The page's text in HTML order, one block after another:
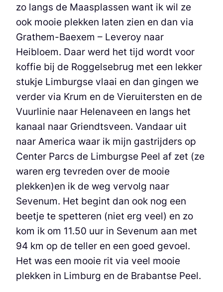
zo langs de Maasplassen want ik wil ze
ook mooie plekken laten zien en dan via
Grathem-Baexem – Leveroy naar
Heibloem. Daar werd het tijd wordt voor
koffie bij de Roggelsebrug met een lekker
stukje Limburgse vlaai en dan gingen we
verder via Krum en de Vieruitersten en de
Vuurlinie naar Helenaveen en langs het
kanaal naar Griendtsveen. Vandaar uit
naar America waar ik mijn gastrijders op
Center Parcs de Limburgse Peel af zet (ze
waren erg tevreden over de mooie
plekken)en ik de weg vervolg naar
Sevenum. Het begint dan ook nog een
beetje te spetteren (niet erg veel) en zo
kom ik om 11.50 uur in Sevenum aan met
94 km op de teller en een goed gevoel.
Het was een mooie rit via veel mooie
plekken in Limburg en de Brabantse Peel.